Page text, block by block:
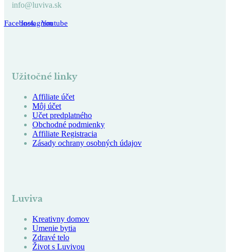
info@luviva.sk
FacebookInstagramYoutube
Užitočné linky
Affiliate účet
Môj účet
Učet predplatného
Obchodné podmienky
Affiliate Registracia
Zásady ochrany osobných údajov
Luviva
Kreativny domov
Umenie bytia
Zdravé telo
Život s Luvivou